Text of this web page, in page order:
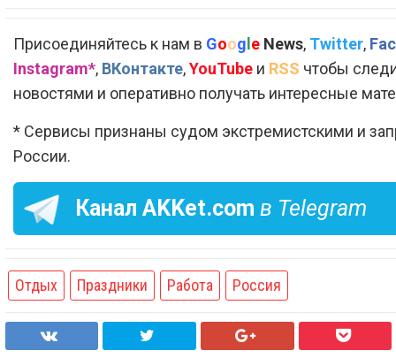
Присоединяйтесь к нам в Google News, Twitter,
Instagram*, ВКонтакте,YouTube и RSS чтобы
новостями и оперативно получать интересные
* Сервисы признаны судом экстремистскими и
России.
Канал AKKet.com в Telegram
Отдых Праздники Работа Россия